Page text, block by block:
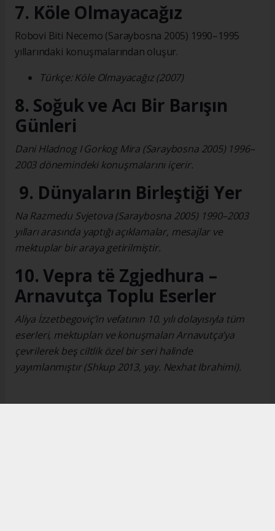
7. Köle Olmayacağız
Robovi Biti Necemo (Saraybosna 2005) 1990–1995
yıllarındaki konuşmalarından oluşur.
Türkçe: Köle Olmayacağız (2007)
8. Soğuk ve Acı Bir Barışın
Günleri
Dani Hladnog I Gorkog Mira (Saraybosna 2005) 1996–
2003 dönemindeki konuşmalarını içerir.
9. Dünyaların Birleştiği Yer
Na Razmedu Svjetova (Saraybosna 2005) 1990–2003
yılları arasında yaptığı açıklamalar, mesajlar ve
mektuplar bir araya getirilmiştir.
10. Vepra të Zgjedhura –
Arnavutça Toplu Eserler
Aliya İzzetbegoviç’in vefatının 10. yılı dolayısıyla tüm
eserleri, mektupları ve konuşmaları Arnavutça’ya
çevrilerek beş ciltlik özel bir seri halinde
yayımlanmıştır (Shkup 2013, yay. Nexhat Ibrahimi).